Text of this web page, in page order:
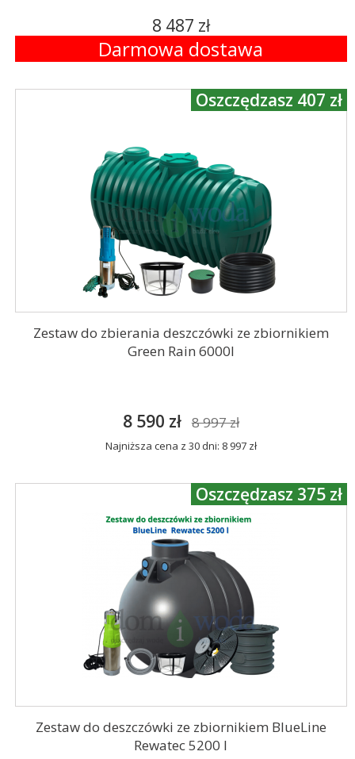
8 487 zł
Darmowa dostawa
Zestaw do zbierania deszczówki ze zbiornikiem
Green Rain 6000l
8 590 zł 8 997 zł
Najniższa cena z 30 dni: 8 997 zł
Oszczędzasz 407 zł
Zestaw do deszczówki ze zbiornikiem BlueLine
Rewatec 5200 l
Oszczędzasz 375 zł